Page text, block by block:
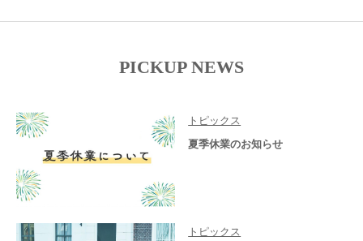
PICKUP NEWS
トピックス
夏季休業のお知らせ
トピックス